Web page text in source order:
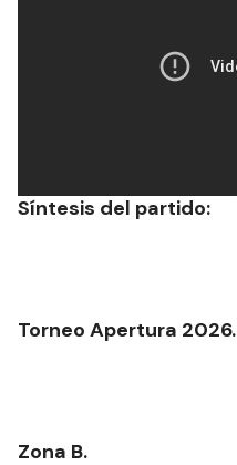
Síntesis del partido:
Torneo Apertura 2026.
Zona B.